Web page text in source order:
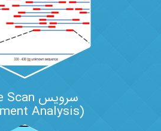
سرویس Gene Scan
(Fragment Analysis)